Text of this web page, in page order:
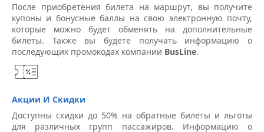
После приобретения билета на маршрут, вы получите
купоны и бонусные баллы на свою электронную почту,
которые можно будет обменять на дополнительные
билеты. Также вы будете получать информацию о
последующих промокодах компании BusLine.
Акции И Скидки
Доступны скидки до 50% на обратные билеты и льготы
для различных групп пассажиров. Информацию о